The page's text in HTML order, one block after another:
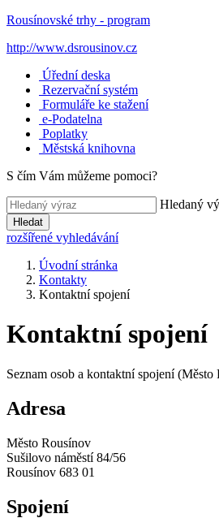
Rousínovské trhy - program
http://www.dsrousinov.cz
Úřední deska
Rezervační systém
Formuláře ke stažení
e-Podatelna
Poplatky
Městská knihovna
S čím Vám můžeme pomoci?
Hledaný
Hledat
rozšířené vyhledávání
Úvodní stránka
Kontakty
Kontaktní spojení
Kontaktní spojení
Seznam osob a kontaktní spojení (Město
Adresa
Město Rousínov
Sušilovo náměstí 84/56
Rousínov 683 01
Spojení